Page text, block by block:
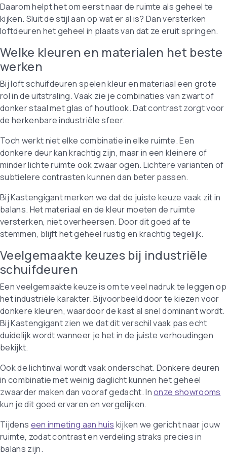
Daarom helpt het om eerst naar de ruimte als geheel te
kijken. Sluit de stijl aan op wat er al is? Dan versterken
loftdeuren het geheel in plaats van dat ze eruit springen.
Welke kleuren en materialen het beste
werken
Bij loft schuifdeuren spelen kleur en materiaal een grote
rol in de uitstraling. Vaak zie je combinaties van zwart of
donker staal met glas of houtlook. Dat contrast zorgt voor
de herkenbare industriële sfeer.
Toch werkt niet elke combinatie in elke ruimte. Een
donkere deur kan krachtig zijn, maar in een kleinere of
minder lichte ruimte ook zwaar ogen. Lichtere varianten of
subtielere contrasten kunnen dan beter passen.
Bij Kastengigant merken we dat de juiste keuze vaak zit in
balans. Het materiaal en de kleur moeten de ruimte
versterken, niet overheersen. Door dit goed af te
stemmen, blijft het geheel rustig en krachtig tegelijk.
Veelgemaakte keuzes bij industriële
schuifdeuren
Een veelgemaakte keuze is om te veel nadruk te leggen op
het industriële karakter. Bijvoorbeeld door te kiezen voor
donkere kleuren, waardoor de kast al snel dominant wordt.
Bij Kastengigant zien we dat dit verschil vaak pas echt
duidelijk wordt wanneer je het in de juiste verhoudingen
bekijkt.
Ook de lichtinval wordt vaak onderschat. Donkere deuren
in combinatie met weinig daglicht kunnen het geheel
zwaarder maken dan vooraf gedacht. Inonze showrooms
kun je dit goed ervaren en vergelijken.
Tijdens een inmeting aan huis kijken we gericht naar jouw
ruimte, zodat contrast en verdeling straks precies in
balans zijn.